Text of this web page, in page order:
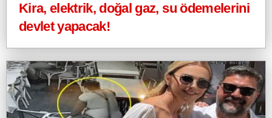
Kira, elektrik, doğal gaz, su ödemelerini
devlet yapacak!